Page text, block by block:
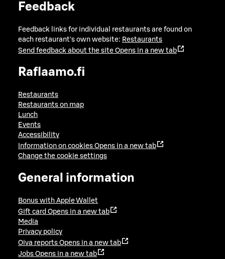
Feedback
Feedback links for individual restaurants are found on
each restaurant's own website: Restaurants
Send feedback about the site Opens in a new tab
Raflaamo.fi
Restaurants
Restaurants on map
Lunch
Events
Accessibility
Information on cookies Opens in a new tab
Change the cookie settings
General information
Bonus with Apple Wallet
Gift card Opens in a new tab
Media
Privacy policy
Oiva reports Opens in a new tab
Jobs Opens in a new tab